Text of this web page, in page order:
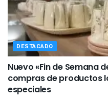
DESTACADO
Nuevo «Fin de Semana
compras de productos
especiales